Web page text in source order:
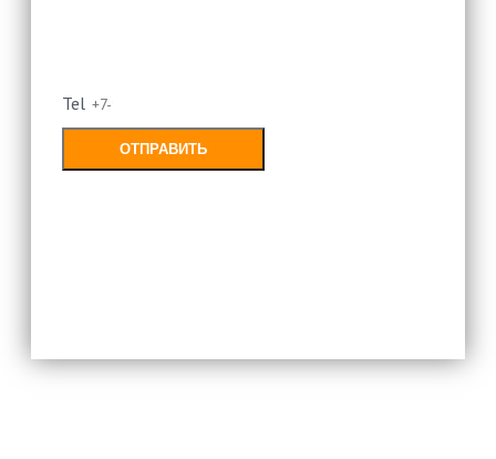
Tel
ОТПРАВИТЬ